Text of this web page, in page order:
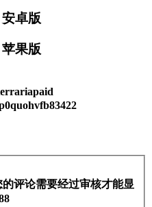
卓版
果版
的评论需要经过审核才能显